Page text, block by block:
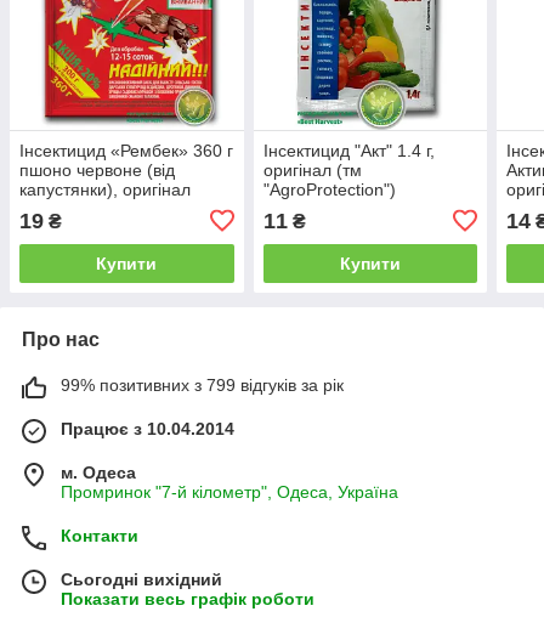
Інсектицид «Рембек» 360 г
пшоно червоне (від
капустянки), оригінал
19 ₴
Купити
Інсектицид "Акт" 1.4 г,
оригінал (тм
"AgroProtection")
11₴
Купити
14
Про нас
99% позитивних з 799 відгуків за рік
Працює з 10.04.2014
м. Одеса
Промринок "7-й кілометр", Одеса, Україна
Контакти
Сьогодні вихідний
Показати весь графік роботи